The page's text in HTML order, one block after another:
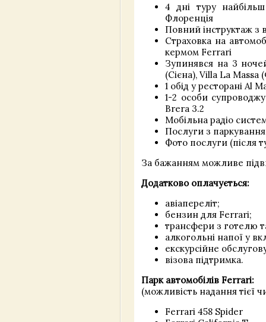
4 дні туру
Флоренція
Повний інструктаж з
Страховка на
кермом Ferrari
Зупинявся на 3
(Сієна), Villa La Massa
1 обід у ресторані Al
1-2 особи
Brera 3.2
Мобільна радіо
Послуги з
Фото послуги (після
За бажанням можливе
Додатково оплачується:
авіапереліт;
бензин для Ferrari;
трансфери з готелю
алкогольні напої у
екскурсійне
візова підтримка.
Парк автомобілів Ferrari:
(можливість надання тієї
Ferrari 458 Spider